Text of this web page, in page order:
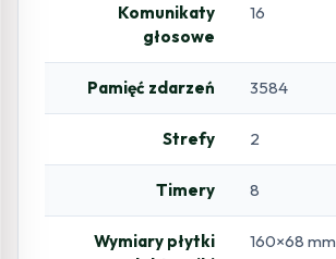
Komunikaty
głosowe
16
Pamięć zdarzeń 3584
Strefy 2
Timery 8
Wymiary płytki
160×68 mm